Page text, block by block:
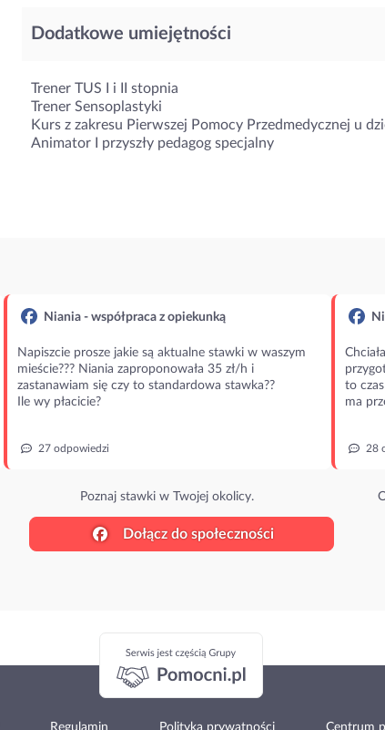
Dodatkowe umiejętności
Trener TUS I i II stopnia
Trener Sensoplastyki
Kurs z zakresu Pierwszej Pomocy Przedmedycznej u
Animator I przyszły pedagog specjalny
Niania - współpraca z opiekunką
Napiszcie prosze jakie są aktualne stawki w waszym
mieście??? Niania zaproponowała 35 zł/h i
zastanawiam się czy to standardowa stawka??
Ile wy płacicie?
27 odpowiedzi
Poznaj stawki w Twojej okolicy.
to
ma
28
Dołącz do społeczności
Regulamin Polityka prywatności Centrum